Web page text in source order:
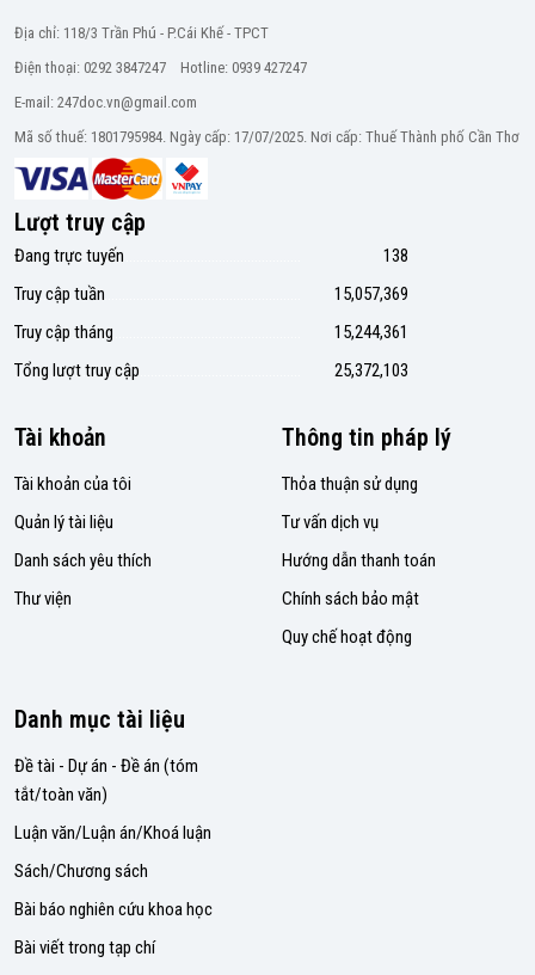
Địa chỉ: 118/3 Trần Phú - P.Cái Khế - TPCT
Điện thoại: 0292 3847247 Hotline: 0939 427247
E-mail: 247doc.vn@gmail.com
Mã số thuế: 1801795984. Ngày cấp: 17/07/2025. Nơi cấp: Thuế Thành phố Cần Thơ
Lượt truy cập
Đang trực tuyến
138
Truy cập tuần
15,057,369
Truy cập tháng
15,244,361
Tổng lượt truy cập
25,372,103
Tài khoản
Tài khoản của tôi
Quản lý tài liệu
Danh sách yêu thích
Thư viện
Thông tin pháp lý
Thỏa thuận sử dụng
Tư vấn dịch vụ
Hướng dẫn thanh toán
Chính sách bảo mật
Quy chế hoạt động
Danh mục tài liệu
Đề tài - Dự án - Đề án (tóm
tắt/toàn văn)
Luận văn/Luận án/Khoá luận
Sách/Chương sách
Bài báo nghiên cứu khoa học
Bài viết trong tạp chí